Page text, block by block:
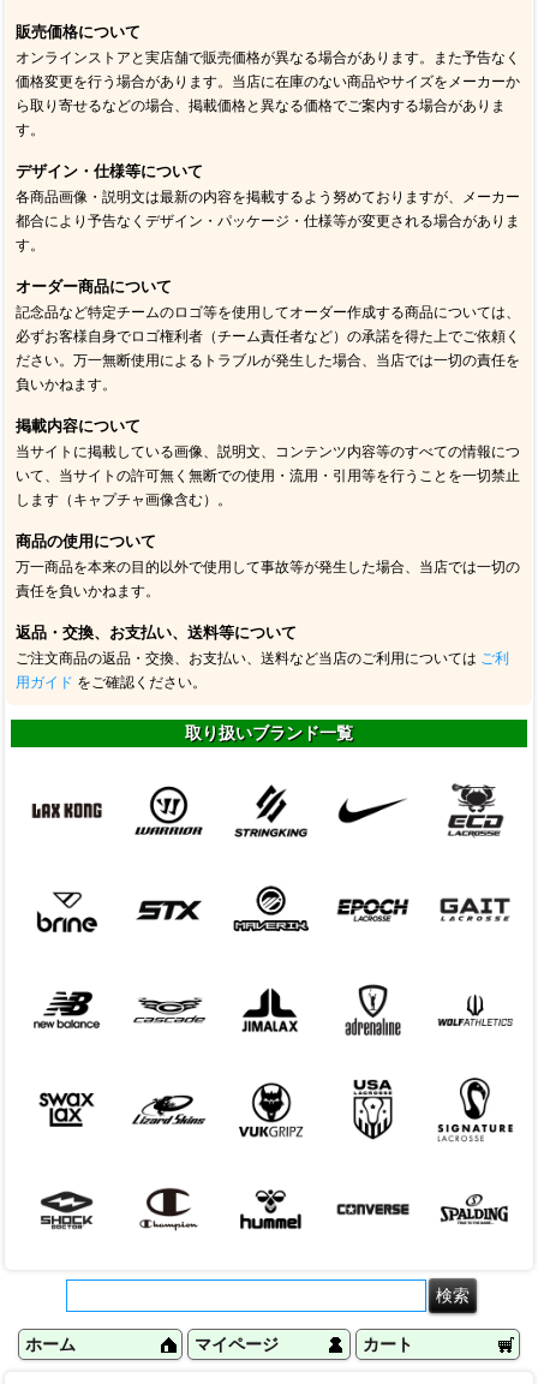
販売価格について
オンラインストアと実店舗で販売価格が異なる場合があります。また予告なく
価格変更を行う場合があります。当店に在庫のない商品やサイズをメーカーか
ら取り寄せるなどの場合、掲載価格と異なる価格でご案内する場合がありま
す。
デザイン・仕様等について
各商品画像・説明文は最新の内容を掲載するよう努めておりますが、メーカー
都合により予告なくデザイン・パッケージ・仕様等が変更される場合がありま
す。
オーダー商品について
記念品など特定チームのロゴ等を使用してオーダー作成する商品については、
必ずお客様自身でロゴ権利者（チーム責任者など）の承諾を得た上でご依頼く
ださい。万一無断使用によるトラブルが発生した場合、当店では一切の責任を
負いかねます。
掲載内容について
当サイトに掲載している画像、説明文、コンテンツ内容等のすべての情報につ
いて、当サイトの許可無く無断での使用・流用・引用等を行うことを一切禁止
します（キャプチャ画像含む）。
商品の使用について
万一商品を本来の目的以外で使用して事故等が発生した場合、当店では一切の
責任を負いかねます。
返品・交換、お支払い、送料等について
ご注文商品の返品・交換、お支払い、送料など当店のご利用については ご利
用ガイド をご確認ください。
取り扱いブランド一覧
ホーム マイページ カート